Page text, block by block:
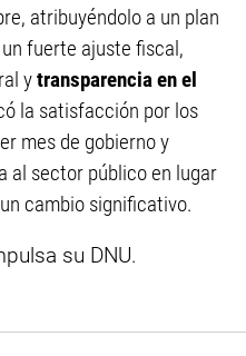
atribuyéndolo a un plan
fuerte ajuste fiscal,
ytransparencia en el
la satisfacción por los
mes de gobierno y
al sector público en lugar
cambio significativo.